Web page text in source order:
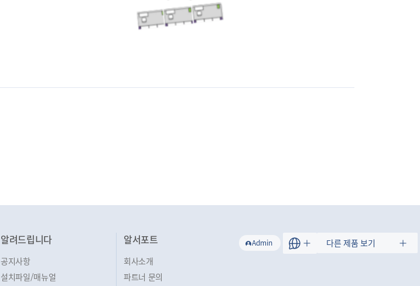
알려드립니다
공지사항
설치파일/매뉴얼
알서포트
회사소개
파트너 문의
Admin 다른 제품 보기